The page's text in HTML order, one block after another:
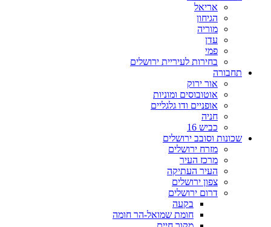
אריאל
הגיחון
מוריה
עדן
פמי
בחירות לעיריית ירושלים
תחבורה
אור ירוק
אוטובוסים ומוניות
אופניים ודו גלגליים
חניה
כביש 16
שכונות וסובב ירושלים
מזרח ירושלים
מרכז העיר
העיר העתיקה
צפון ירושלים
דרום ירושלים
בקעה
חומת שמואל-הר חומה